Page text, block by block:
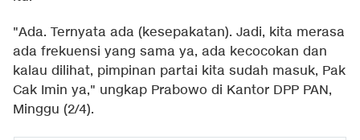
"Ada. Ternyata ada (kesepakatan). Jadi, kita merasa
ada frekuensi yang sama ya, ada kecocokan dan
kalau dilihat, pimpinan partai kita sudah masuk, Pak
Cak Imin ya," ungkap Prabowo di Kantor DPP PAN,
Minggu (2/4).